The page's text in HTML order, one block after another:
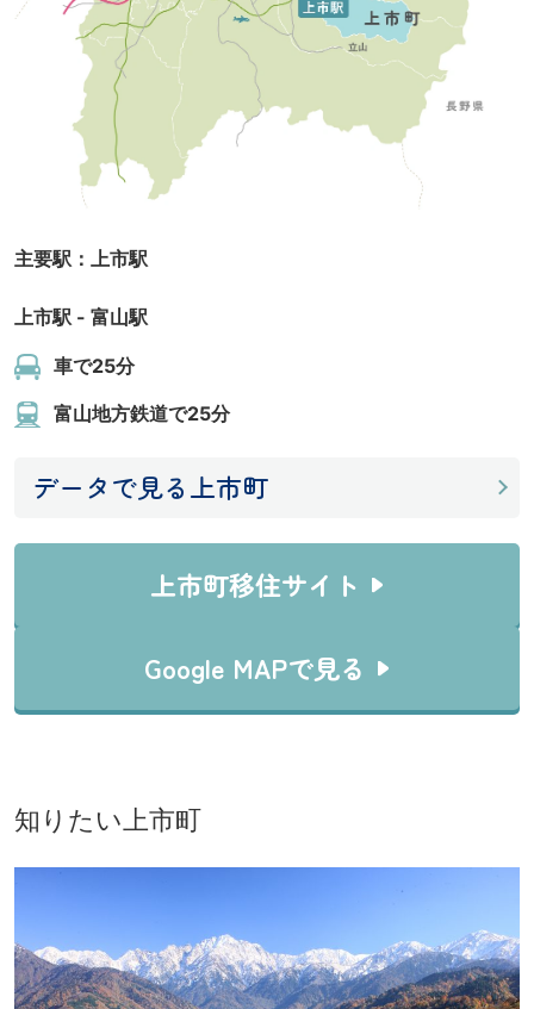
主要駅：上市駅
上市駅 - 富山駅
車で25分
富山地方鉄道で25分
データで見る上市町
上市町移住サイト
Google MAPで見る
知りたい上市町